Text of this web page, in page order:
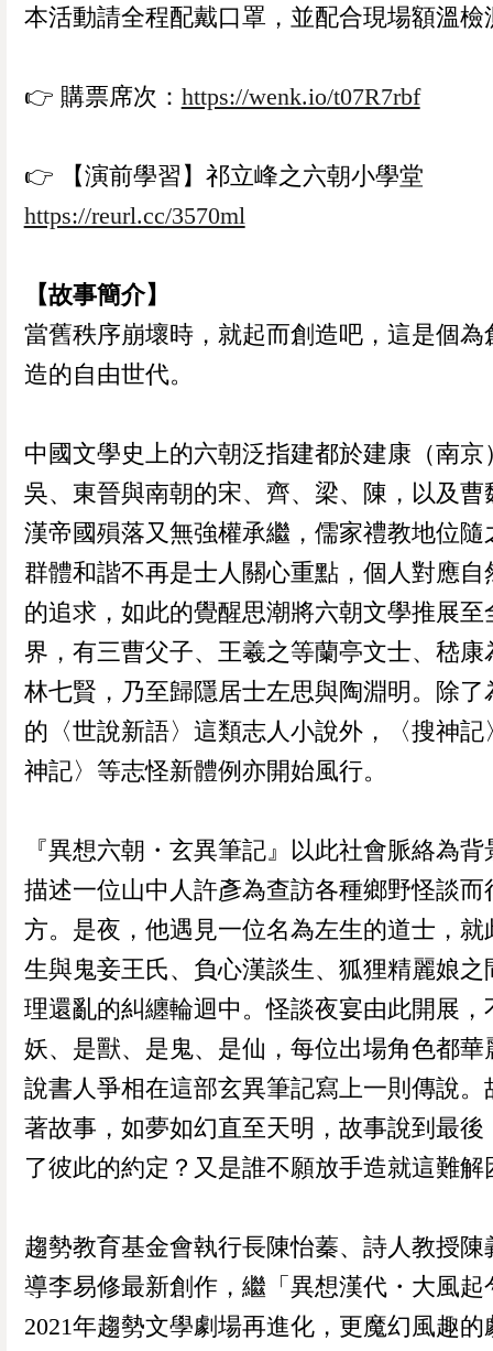
本活動請全程配戴口罩，並配合現場額溫檢
👉️ 購票席次： https://wenk.io/t07R7rbf
👉️ 【演前學習】祁立峰之六朝小學堂
https://reurl.cc/3570ml
【故事簡介】
當舊秩序崩壞時，就起而創造吧，這是個為
造的自由世代。
中國文學史上的六朝泛指建都於建康（南京
吳、東晉與南朝的宋、齊、梁、陳，以及曹
漢帝國殞落又無強權承繼，儒家禮教地位隨
群體和諧不再是士人關心重點，個人對應自
的追求，如此的覺醒思潮將六朝文學推展至
界，有三曹父子、王羲之等蘭亭文士、嵇康
林七賢，乃至歸隱居士左思與陶淵明。除了
的〈世說新語〉這類志人小說外，〈搜神記
神記〉等志怪新體例亦開始風行。
『異想六朝・玄異筆記』以此社會脈絡為背
描述一位山中人許彥為查訪各種鄉野怪談而
方。是夜，他遇見一位名為左生的道士，就
生與鬼妾王氏、負心漢談生、狐狸精麗娘之
理還亂的糾纏輪迴中。怪談夜宴由此開展，
妖、是獸、是鬼、是仙，每位出場角色都華
說書人爭相在這部玄異筆記寫上一則傳說。
著故事，如夢如幻直至天明，故事說到最後
了彼此的約定？又是誰不願放手造就這難解
趨勢教育基金會執行長陳怡蓁、詩人教授陳
導李易修最新創作，繼「異想漢代・大風起
2021年趨勢文學劇場再進化，更魔幻風趣的